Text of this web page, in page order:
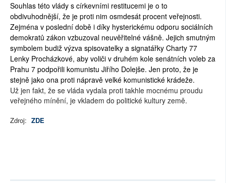
Souhlas této vlády s církevními restitucemi je o to
obdivuhodnější, že je proti nim osmdesát procent veřejnosti.
Zejména v poslední době i díky hysterickému odporu sociálních
demokratů zákon vzbuzoval neuvěřitelné vášně. Jejich smutným
symbolem budiž výzva spisovatelky a signatářky Charty 77
Lenky Procházkové, aby voliči v druhém kole senátních voleb za
Prahu 7 podpořili komunistu Jiřího Dolejše. Jen proto, že je
stejně jako ona proti nápravě velké komunistické krádeže.
Už jen fakt, že se vláda vydala proti takhle mocnému proudu
veřejného mínění, je vkladem do politické kultury země.
Zdroj: ZDE